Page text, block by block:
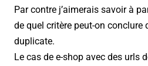
Par contre j’aimerais savoir à
de quel critère peut-on conclure
duplicate.
Le cas de e-shop avec des urls